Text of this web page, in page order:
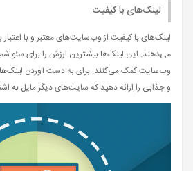
لینک‌های با کیفیت
لینک‌های با کیفیت از وب‌سایت‌های معتبر و با
می‌دهند. این لینک‌ها بیشترین ارزش را برای سئو شما
وب‌سایت کمک می‌کنند. برای به دست آوردن
و جذابی را ارائه دهید که سایت‌های دیگر مایل به